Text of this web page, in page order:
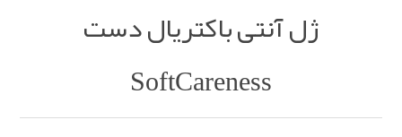
ژل آنتی باکتریال دست
SoftCareness